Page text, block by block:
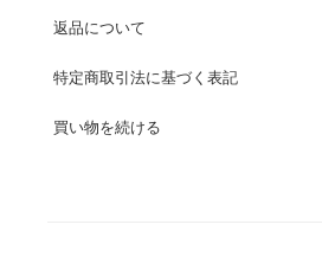
返品について
特定商取引法に基づく表記
買い物を続ける